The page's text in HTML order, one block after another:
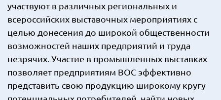
участвуют в различных региональных и
всероссийских выставочных мероприятиях с
целью донесения до широкой общественности
возможностей наших предприятий и труда
незрячих. Участие в промышленных выставках
позволяет предприятиям ВОС эффективно
представить свою продукцию широкому кругу